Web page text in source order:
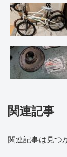
関連記事
関連記事は見つ